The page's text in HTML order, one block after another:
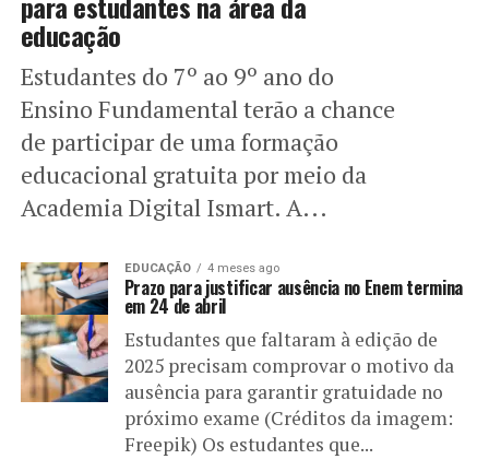
educação
Estudantes do 7º ao 9º ano do
Ensino Fundamental terão a chance
de participar de uma formação
educacional gratuita por meio da
Academia Digital Ismart. A...
EDUCAÇÃO 4 meses ago
Prazo para justificar ausência no Enem termina
em 24 de abril
Estudantes que faltaram à edição de
2025 precisam comprovar o motivo da
ausência para garantir gratuidade no
próximo exame (Créditos da imagem:
Freepik) Os estudantes que...